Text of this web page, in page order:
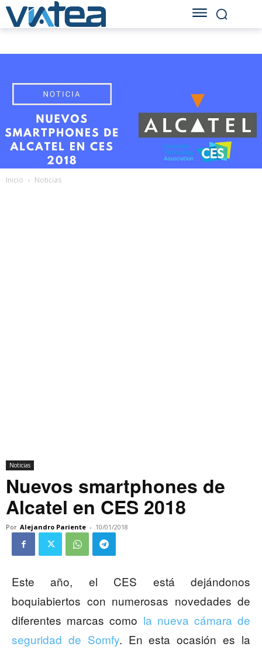
Inicio Noticias
Noticias
Nuevos smartphones de
Alcatel en CES 2018
Por Alejandro Pariente - 10/01/2018
Este año, el CES está dejándonos
boquiabiertos con numerosas novedades de
diferentes marcas como la nueva cámara de
seguridad de Somfy. En esta ocasión es la